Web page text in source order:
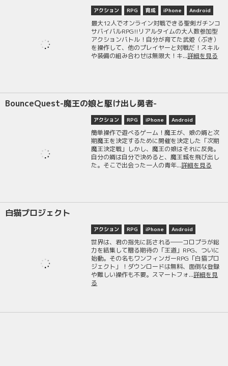
アクション RPG 育成 iPhone Android
最大12人でオンライン対戦できる聖剣ガチンコ
サバイバルRPG!!リアルタイムの大人数参加型
アクションバトル！自分が育てた武姫（ぶき）
を操作して、他のプレイヤーと対戦だ！スキル
や装備の組み合わせは無限大！キ...詳細を見る
BounceQuest-魔王の娘と駆け出し勇者-
アクション RPG iPhone Android
簡単操作で遊べるゲーム！魔王が、娘の婿と次
期魔王を決定するために開催を決定した「次期
魔王決定戦」しかし、魔王の娘はそれに反発。
自分の婿は自分で決めると、魔王城を飛び出し
た。そこで出会った一人の青年...詳細を見る
白猫プロジェクト
アクション RPG iPhone Android
世界は、君の指先に託される――コロプラが総
力を結集して贈る期待の「王道」RPG、ついに
始動。その名もワンフィンガーRPG「白猫プロ
ジェクト」！ダウンロードは無料、面倒な登録
や難しい操作も不要。スマートフォ...詳細を見
る